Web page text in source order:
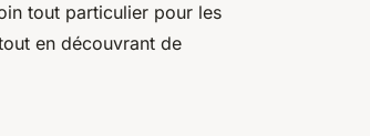
tout particulier pour les
en découvrant de